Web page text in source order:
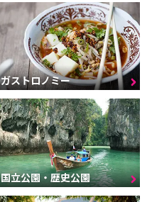
ガストロノミー
国立公園・歴史公園